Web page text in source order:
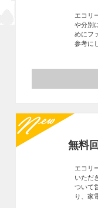
エコリ
や分別
めにフ
参考に
無料
エコリ
いただ
ついて
り、家